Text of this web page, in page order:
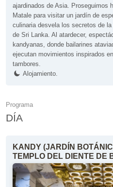
ajardinados de Asia. Proseguimos
Matale para visitar un jardín de
culinaria desvela los secretos de
de Sri Lanka. Al atardecer,
kandyanas, donde bailarines
ejecutan movimientos inspirados
tambores.
Alojamiento.
Programa
DÍA
KANDY (JARDÍN
TEMPLO DEL DIENTE DE